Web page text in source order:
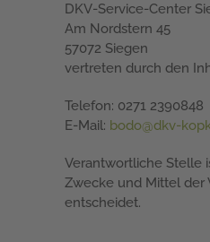
DKV-Service-Center
Am Nordstern 45
57072 Siegen
vertreten durch den
Telefon: 0271 2390848
E-Mail: bodo@dkv-
Verantwortliche Stelle
Zwecke und Mittel der
entscheidet.